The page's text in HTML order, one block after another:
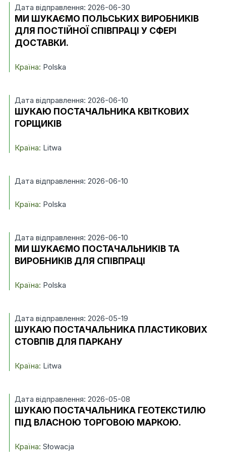
Дата відправлення: 2026-06-30
МИ ШУКАЄМО ПОЛЬСЬКИХ ВИРОБНИКІВ
ДЛЯ ПОСТІЙНОЇ СПІВПРАЦІ У СФЕРІ
ДОСТАВКИ.
Країна: Polska
Дата відправлення: 2026-06-10
ШУКАЮ ПОСТАЧАЛЬНИКА КВІТКОВИХ
ГОРЩИКІВ
Країна: Litwa
Дата відправлення: 2026-06-10
Країна: Polska
Дата відправлення: 2026-06-10
МИ ШУКАЄМО ПОСТАЧАЛЬНИКІВ ТА
ВИРОБНИКІВ ДЛЯ СПІВПРАЦІ
Країна: Polska
Дата відправлення: 2026-05-19
ШУКАЮ ПОСТАЧАЛЬНИКА ПЛАСТИКОВИХ
СТОВПІВ ДЛЯ ПАРКАНУ
Країна: Litwa
Дата відправлення: 2026-05-08
ШУКАЮ ПОСТАЧАЛЬНИКА ГЕОТЕКСТИЛЮ
ПІД ВЛАСНОЮ ТОРГОВОЮ МАРКОЮ.
Країна: Słowacja